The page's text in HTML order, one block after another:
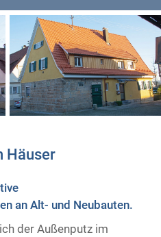
Häuser
an Alt- und Neubauten.
der Außenputz im